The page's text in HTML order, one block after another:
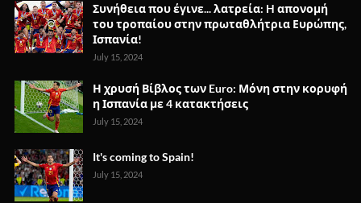
Συνήθεια που έγινε... λατρεία: H απονομή
του τροπαίου στην πρωταθλήτρια Ευρώπης,
Ισπανία!
July 15, 2024
Η χρυσή Βίβλος των Euro: Μόνη στην κορυφή
η Ισπανία με 4 κατακτήσεις
July 15, 2024
It's coming to Spain!
July 15, 2024